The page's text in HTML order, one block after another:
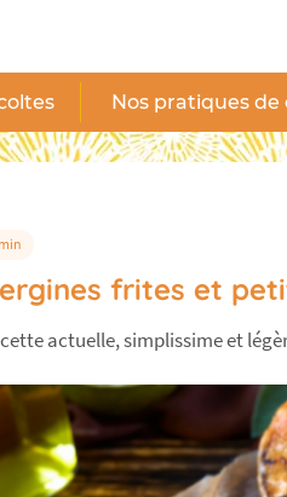
Nos pratiques de
frites et
actuelle, simplissime et